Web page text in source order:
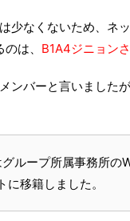
少なくないため、ネ
は、 B1A4ジニョン
ンバーと言いました
ループ所属事務所の
移籍しました。